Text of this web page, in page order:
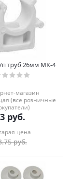
труб 26мм МК-4
магазин
(все розничные
3 руб.
цена
руб.